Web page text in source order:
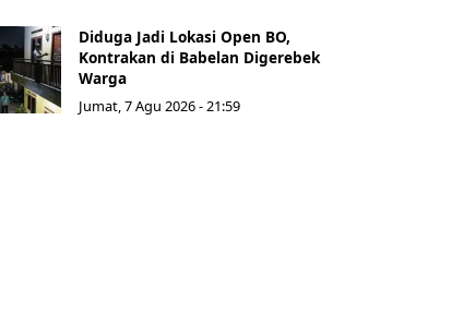
Diduga Jadi Lokasi Open BO,
Kontrakan di Babelan Digerebek
Warga
Jumat, 7 Agu 2026 - 21:59